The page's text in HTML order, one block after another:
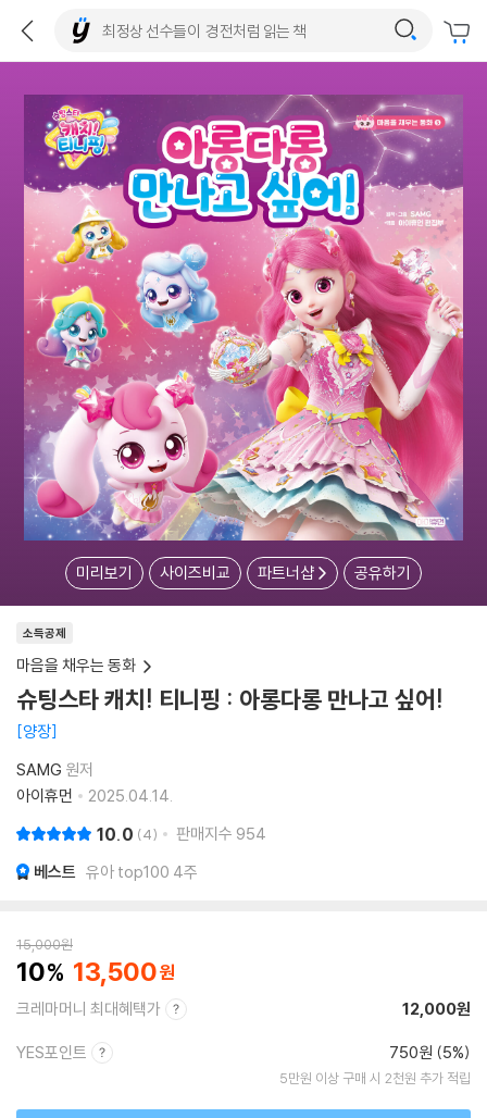
미리보기 사이즈비교 파트너샵 공유하기
소득공제
마음을 채우는 동화
슈팅스타 캐치! 티니핑 : 아롱다롱 만나고 싶어!
양장
SAMG 원저
아이휴먼
2025.04.14.
10.0 4 판매지수 954
베스트 유아 top100 4주
15,000원
10 13,500
크레마머니 최대혜택가 12,000원
YES포인트 750원 (5%)
5만원 이상 구매 시 2천원 추가 적립